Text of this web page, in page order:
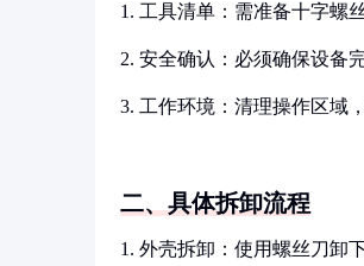
1. 工具清单：需准备十字螺
2. 安全确认：必须确保设备
3. 工作环境：清理操作区域
二、具体拆卸流程
1. 外壳拆卸：使用螺丝刀卸